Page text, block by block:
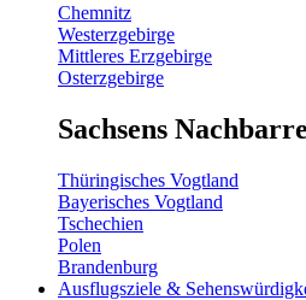
Chemnitz
Westerzgebirge
Mittleres Erzgebirge
Osterzgebirge
Sachsens
Thüringisches Vogtland
Bayerisches Vogtland
Tschechien
Polen
Brandenburg
Ausflugsziele &